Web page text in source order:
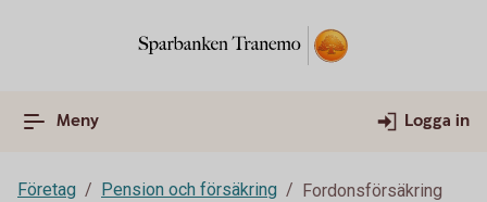
Meny Logga in
Företag Pension och försäkring Fordonsförsäkring